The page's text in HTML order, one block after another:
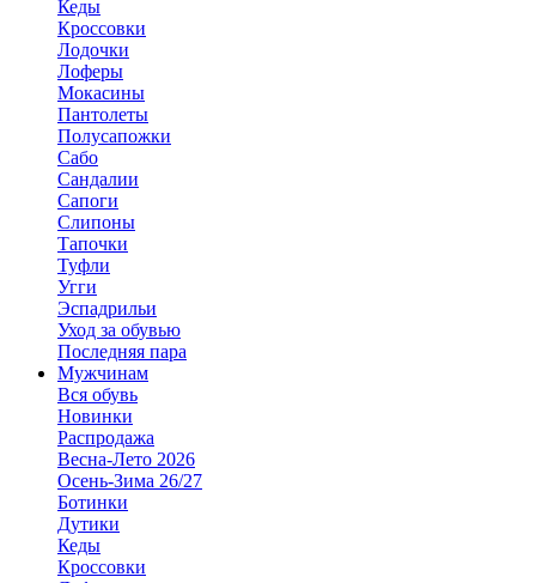
Кеды
Кроссовки
Лодочки
Лоферы
Мокасины
Пантолеты
Полусапожки
Сабо
Сандалии
Сапоги
Слипоны
Тапочки
Туфли
Угги
Эспадрильи
Уход за обувью
Последняя пара
Мужчинам
Вся обувь
Новинки
Распродажа
Весна-Лето 2026
Осень-Зима 26/27
Ботинки
Дутики
Кеды
Кроссовки